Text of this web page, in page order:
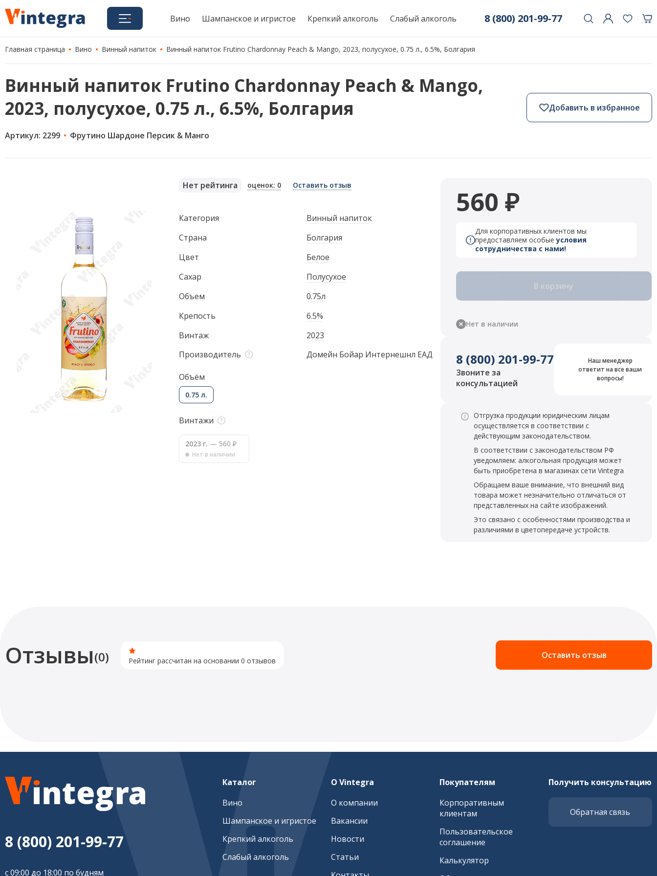
Вино Шампанское и игристое Крепкий алкоголь Слабый алкоголь 8 (800) 201-99-77
Главная страница Вино Винный напиток Винный напиток Frutino Chardonnay Peach & Mango, 2023, полусухое, 0.75 л., 6.5%, Болгария
Винный напиток Frutino Chardonnay Peach & Mango,
2023, полусухое, 0.75 л., 6.5%, Болгария
Артикул: 2299 Фрутино Шардоне Персик & Манго
Добавить в избранное
Нет рейтинга оценок: 0 Оставить отзыв
Категория
Винный напиток
Страна
Болгария
Цвет
Белое
Сахар
Полусухое
Объем
0.75л
Крепость
6.5%
Винтаж
2023
Производитель
Домейн Бойар Интернешнл ЕАД
Объём
0.75 л.
Винтажи
2023 г. — 560 ₽
Нет в наличии
560 ₽
Для корпоративных клиентов мы
предоставляем особыеусловия
сотрудничества с нами!
В корзину
Нет в наличии
8 (800) 201-99-77
Звоните за
консультацией
Наш менеджер
ответит на все ваши
вопросы!
Отгрузка продукции юридическим лицам
осуществляется в соответствии с
действующим законодательством.
В соответствии с законодательством РФ
уведомляем: алкогольная продукция может
быть приобретена в магазинах сети Vintegra
Обращаем ваше внимание, что внешний вид
товара может незначительно отличаться от
представленных на сайте изображений.
Это связано с особенностями производства и
различиями в цветопередаче устройств.
Отзывы(0) Рейтинг рассчитан на основании 0 отзывов Оставить отзыв
8 (800) 201-99-77
с 09:00 до 18:00 по будням
Каталог
Вино
Шампанское и игристое
Крепкий алкоголь
Слабый алкоголь
О Vintegra
О компании
Вакансии
Новости
Статьи
Покупателям
Корпоративным
клиентам
Пользовательское
соглашение
Калькулятор
Получить консультацию
Обратная связь